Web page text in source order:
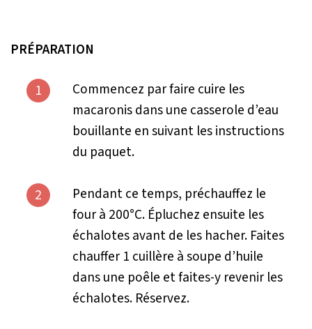
PRÉPARATION
1
Commencez par faire cuire les
macaronis dans une casserole d’eau
bouillante en suivant les instructions
du paquet.
2
Pendant ce temps, préchauffez le
four à 200°C. Épluchez ensuite les
échalotes avant de les hacher. Faites
chauffer 1 cuillère à soupe d’huile
dans une poêle et faites-y revenir les
échalotes. Réservez.